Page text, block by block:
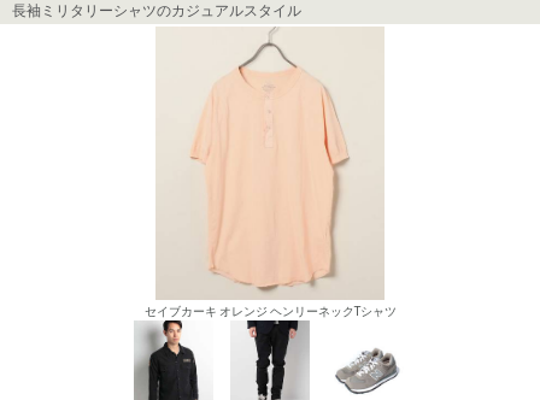
長袖ミリタリーシャツのカジュアルスタイル
セイブカーキ オレンジ ヘンリーネックTシャツ